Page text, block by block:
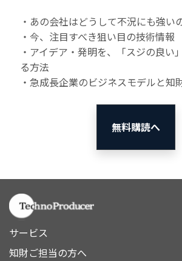
・あの会社はどうして不況にも強い
・今、注目すべき狙い目の技術情報
・アイデア・発明を、「スジの良い
る方法
・急成長企業のビジネスモデルと知
無料購読へ
サービス
知財ご担当の方へ